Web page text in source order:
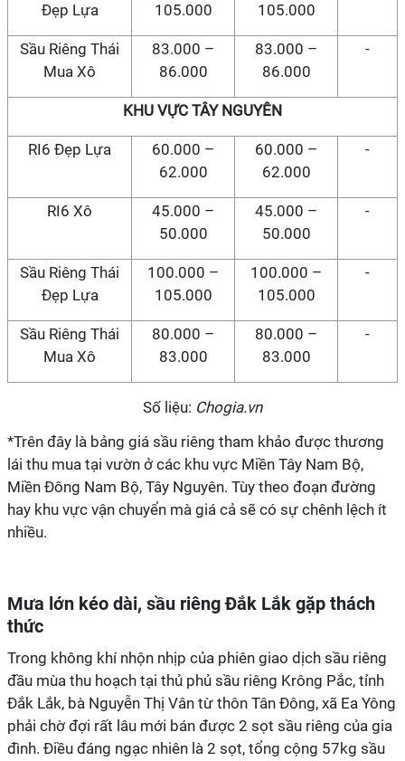
Đẹp Lựa
105.000
105.000
Sầu Riêng Thái
Mua Xô
83.000 –
86.000
83.000 –
86.000
-
KHU VỰC TÂY NGUYÊN
RI6 Đẹp Lựa
60.000 –
62.000
60.000 –
62.000
-
RI6 Xô
45.000 –
50.000
45.000 –
50.000
-
Sầu Riêng Thái
Đẹp Lựa
100.000 –
105.000
100.000 –
105.000
-
Sầu Riêng Thái
Mua Xô
80.000 –
83.000
80.000 –
83.000
-
Số liệu: Chogia.vn
*Trên đây là bảng giá sầu riêng tham khảo được thương
lái thu mua tại vườn ở các khu vực Miền Tây Nam Bộ,
Miền Đông Nam Bộ, Tây Nguyên. Tùy theo đoạn đường
hay khu vực vận chuyển mà giá cả sẽ có sự chênh lệch ít
nhiều.
Mưa lớn kéo dài, sầu riêng Đắk Lắk gặp thách
thức
Trong không khí nhộn nhịp của phiên giao dịch sầu riêng
đầu mùa thu hoạch tại thủ phủ sầu riêng Krông Pắc, tỉnh
Đắk Lắk, bà Nguyễn Thị Vân từ thôn Tân Đông, xã Ea Yông
phải chờ đợi rất lâu mới bán được 2 sọt sầu riêng của gia
đình. Điều đáng ngạc nhiên là 2 sọt, tổng cộng 57kg sầu